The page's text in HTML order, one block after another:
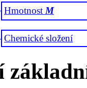
Hmotnost M
Chemické složení